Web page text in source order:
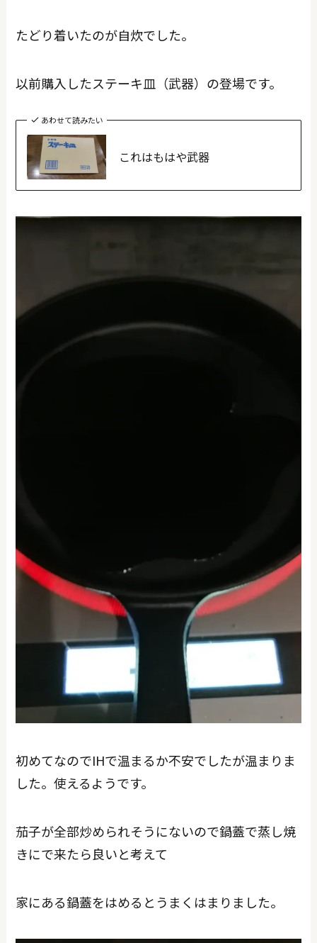
たどり着いたのが自炊でした。
以前購入したステーキ皿（武器）の登場です。
あわせて読みたい
これはもはや武器
初めてなのでIHで温まるか不安でしたが温まりま
した。使えるようです。
茄子が全部炒められそうにないので鍋蓋で蒸し焼
きにで来たら良いと考えて
家にある鍋蓋をはめるとうまくはまりました。